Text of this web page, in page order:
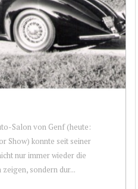
Salon von Genf (heute:
Show) konnte seit seiner
nur immer wieder die
sondern dur...